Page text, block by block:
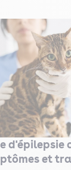
d'épilepsie
et